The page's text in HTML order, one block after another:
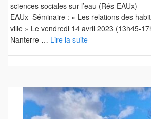
sciences sociales sur l’eau (Rés-EAUx)
EAUx Séminaire : « Les relations des
ville » Le vendredi 14 avril 2023 (13h45-
Nanterre … Lire la suite